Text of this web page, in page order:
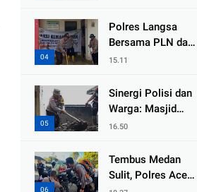
Strategis Polri
Tangkal Hoaks
Polres Langsa
Bersama PLN dan
Warga
Kemanusiaan
Pascabanjir di
15.11
Sinergi Polisi dan
Warga: Masjid
Syuhada, Bener
dari Duka Bencana
16.50
Tembus Medan
Sulit, Polres Aceh